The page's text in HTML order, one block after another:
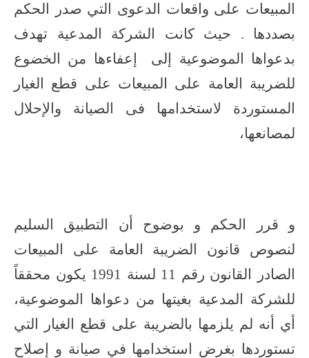
المبيعات على واقعات الدعوى التي صدر الحكم
بصددها . حيث كانت الشركة المدعية تهدف
بدعواها الموضوعية إلى إعفاءها من الخضوع
للضريبة العامة على المبيعات على قطع الغيار
المستوردة لاستخدامها فى الصيانة والإحلال
لمصانعها،
و قرر الحكم و بوضوح أن التطبيق السليم
لنصوص قانون الضريبة العامة على المبيعات
الصادر القانون رقم 11 لسنة 1991 يكون محققاً
للشركة المدعية بغيتها من دعواها الموضوعية،
أي أنه لم يلزمها بالضريبة على قطع الغيار التي
تستوردها بغرض استخدامها في صيانة و إصلاح